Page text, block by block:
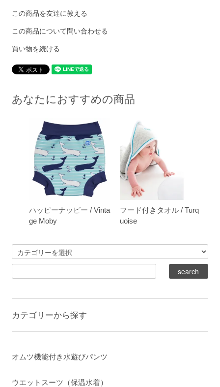
この商品を友達に教える
この商品について問い合わせる
買い物を続ける
あなたにおすすめの商品
ハッピーナッピー / Vinta
ge Moby
フード付きタオル / Turq
uoise
カテゴリーから探す
オムツ機能付き水遊びパンツ
ウエットスーツ（保温水着）